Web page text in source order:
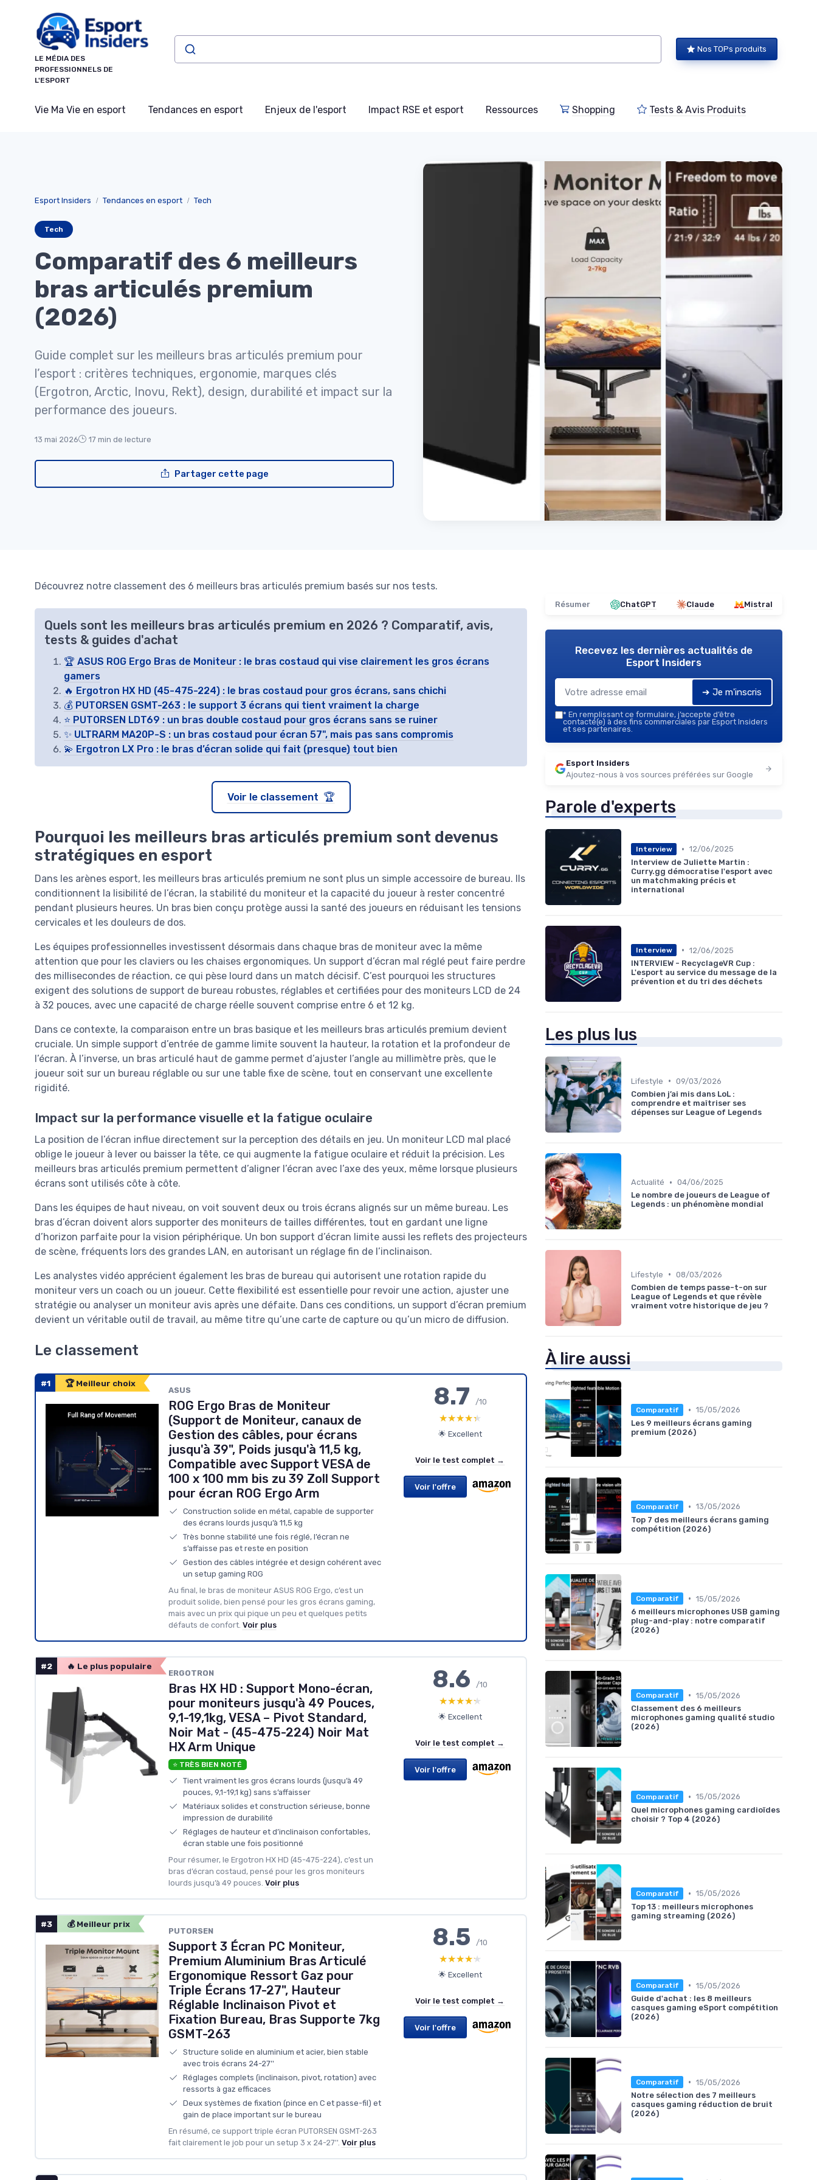
LE MÉDIA DES
PROFESSIONNELS DE
L'ESPORT
Nos TOPs produits
Vie Ma Vie en esport Tendances en esport Enjeux de l'esport Impact RSE et esport Ressources Shopping Tests & Avis Produits
Esport Insiders Tendances en esport Tech
Tech
Comparatif des 6 meilleurs
bras articulés premium
(2026)
Guide complet sur les meilleurs bras articulés premium pour
l’esport : critères techniques, ergonomie, marques clés
(Ergotron, Arctic, Inovu, Rekt), design, durabilité et impact sur la
performance des joueurs.
13 mai 2026 17 min de lecture
Partager cette page
Découvrez notre classement des 6 meilleurs bras articulés premium basés sur nos tests.
Quels sont les meilleurs bras articulés premium en 2026 ? Comparatif, avis,
tests & guides d'achat
🏆 ASUS ROG Ergo Bras de Moniteur : le bras costaud qui vise clairement les gros écrans
gamers
🔥 Ergotron HX HD (45-475-224) : le bras costaud pour gros écrans, sans chichi
💰 PUTORSEN GSMT-263 : le support 3 écrans qui tient vraiment la charge
⭐ PUTORSEN LDT69 : un bras double costaud pour gros écrans sans se ruiner
✨ ULTRARM MA20P-S : un bras costaud pour écran 57", mais pas sans compromis
💫 Ergotron LX Pro : le bras d’écran solide qui fait (presque) tout bien
Voir le classement 🏆
Pourquoi les meilleurs bras articulés premium sont devenus
stratégiques en esport
Dans les arènes esport, les meilleurs bras articulés premium ne sont plus un simple accessoire de bureau. Ils
conditionnent la lisibilité de l’écran, la stabilité du moniteur et la capacité du joueur à rester concentré
pendant plusieurs heures. Un bras bien conçu protège aussi la santé des joueurs en réduisant les tensions
cervicales et les douleurs de dos.
Les équipes professionnelles investissent désormais dans chaque bras de moniteur avec la même
attention que pour les claviers ou les chaises ergonomiques. Un support d’écran mal réglé peut faire perdre
des millisecondes de réaction, ce qui pèse lourd dans un match décisif. C’est pourquoi les structures
exigent des solutions de support de bureau robustes, réglables et certifiées pour des moniteurs LCD de 24
à 32 pouces, avec une capacité de charge réelle souvent comprise entre 6 et 12 kg.
Dans ce contexte, la comparaison entre un bras basique et les meilleurs bras articulés premium devient
cruciale. Un simple support d’entrée de gamme limite souvent la hauteur, la rotation et la profondeur de
l’écran. À l’inverse, un bras articulé haut de gamme permet d’ajuster l’angle au millimètre près, que le
joueur soit sur un bureau réglable ou sur une table fixe de scène, tout en conservant une excellente
rigidité.
Impact sur la performance visuelle et la fatigue oculaire
La position de l’écran influe directement sur la perception des détails en jeu. Un moniteur LCD mal placé
oblige le joueur à lever ou baisser la tête, ce qui augmente la fatigue oculaire et réduit la précision. Les
meilleurs bras articulés premium permettent d’aligner l’écran avec l’axe des yeux, même lorsque plusieurs
écrans sont utilisés côte à côte.
Dans les équipes de haut niveau, on voit souvent deux ou trois écrans alignés sur un même bureau. Les
bras d’écran doivent alors supporter des moniteurs de tailles différentes, tout en gardant une ligne
d’horizon parfaite pour la vision périphérique. Un bon support d’écran limite aussi les reflets des projecteurs
de scène, fréquents lors des grandes LAN, en autorisant un réglage fin de l’inclinaison.
Les analystes vidéo apprécient également les bras de bureau qui autorisent une rotation rapide du
moniteur vers un coach ou un joueur. Cette flexibilité est essentielle pour revoir une action, ajuster une
stratégie ou analyser un moniteur avis après une défaite. Dans ces conditions, un support d’écran premium
devient un véritable outil de travail, au même titre qu’une carte de capture ou qu’un micro de diffusion.
Le classement
#1 🏆 Meilleur choix
ASUS
ROG Ergo Bras de Moniteur
(Support de Moniteur, canaux de
Gestion des câbles, pour écrans
jusqu'à 39", Poids jusqu'à 11,5 kg,
Compatible avec Support VESA de
100 x 100 mm bis zu 39 Zoll Support
pour écran ROG Ergo Arm
Construction solide en métal, capable de supporter
des écrans lourds jusqu’à 11,5 kg
Très bonne stabilité une fois réglé, l’écran ne
s’affaisse pas et reste en position
Gestion des câbles intégrée et design cohérent avec
un setup gaming ROG
Au final, le bras de moniteur ASUS ROG Ergo, c’est un
produit solide, bien pensé pour les gros écrans gaming,
mais avec un prix qui pique un peu et quelques petits
défauts de confort. Voir plus
8.7 /10
★★★★★
★★★★★
🌟 Excellent
Voir le test complet →
Voir l'offre
#2 🔥 Le plus populaire
ERGOTRON
Bras HX HD : Support Mono-écran,
pour moniteurs jusqu'à 49 Pouces,
9,1-19,1kg, VESA – Pivot Standard,
Noir Mat - (45-475-224) Noir Mat
HX Arm Unique
⭐ TRÈS BIEN NOTÉ
Tient vraiment les gros écrans lourds (jusqu’à 49
pouces, 9,1-19,1 kg) sans s’affaisser
Matériaux solides et construction sérieuse, bonne
impression de durabilité
Réglages de hauteur et d’inclinaison confortables,
écran stable une fois positionné
Pour résumer, le Ergotron HX HD (45-475-224), c’est un
bras d’écran costaud, pensé pour les gros moniteurs
lourds jusqu’à 49 pouces. Voir plus
8.6/10
★★★★★
★★★★★
🌟 Excellent
Voir le test complet →
Voir l'offre
#3 💰 Meilleur prix
PUTORSEN
Support 3 Écran PC Moniteur,
Premium Aluminium Bras Articulé
Ergonomique Ressort Gaz pour
Triple Écrans 17-27", Hauteur
Réglable Inclinaison Pivot et
Fixation Bureau, Bras Supporte 7kg
GSMT-263
Structure solide en aluminium et acier, bien stable
avec trois écrans 24-27''
Réglages complets (inclinaison, pivot, rotation) avec
ressorts à gaz efficaces
Deux systèmes de fixation (pince en C et passe-fil) et
gain de place important sur le bureau
En résumé, ce support triple écran PUTORSEN GSMT-263
fait clairement le job pour un setup 3 x 24-27''. Voir plus
8.5/10
★★★★★
★★★★★
🌟 Excellent
Voir le test complet →
Voir l'offre
Résumer ChatGPT Claude Mistral
Recevez les dernières actualités de
Esport Insiders
➔ Je m'inscris
* En remplissant ce formulaire, j’accepte d’être
contacté(e) à des fins commerciales par Esport Insiders
et ses partenaires.
Esport Insiders
Ajoutez-nous à vos sources préférées sur Google
Parole d'experts
Interview • 12/06/2025
Interview de Juliette Martin :
Curry.gg démocratise l'esport avec
un matchmaking précis et
international
Interview • 12/06/2025
INTERVIEW - RecyclageVR Cup :
L'esport au service du message de la
prévention et du tri des déchets
Les plus lus
Lifestyle • 09/03/2026
Combien j’ai mis dans LoL :
comprendre et maîtriser ses
dépenses sur League of Legends
Actualité • 04/06/2025
Le nombre de joueurs de League of
Legends : un phénomène mondial
Lifestyle • 08/03/2026
Combien de temps passe-t-on sur
League of Legends et que révèle
vraiment votre historique de jeu ?
À lire aussi
Comparatif • 15/05/2026
Les 9 meilleurs écrans gaming
premium (2026)
Comparatif • 13/05/2026
Top 7 des meilleurs écrans gaming
compétition (2026)
Comparatif • 15/05/2026
6 meilleurs microphones USB gaming
plug-and-play : notre comparatif
(2026)
Comparatif • 15/05/2026
Classement des 6 meilleurs
microphones gaming qualité studio
(2026)
Comparatif • 15/05/2026
Quel microphones gaming cardioïdes
choisir ? Top 4 (2026)
Comparatif • 15/05/2026
Top 13 : meilleurs microphones
gaming streaming (2026)
Comparatif • 15/05/2026
Guide d'achat : les 8 meilleurs
casques gaming eSport compétition
(2026)
Comparatif • 15/05/2026
Notre sélection des 7 meilleurs
casques gaming réduction de bruit
(2026)